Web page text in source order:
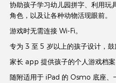
协助孩子学习幼儿园拼字、利用玩
角色，以及让各种动物活现眼前。
游戏时无需连接 Wi-Fi。
专为 3 至 5 岁以上的孩子设计，鼓
家长 app 提供孩子的个人游戏档案
随附适用于 iPad 的 Osmo 底座、